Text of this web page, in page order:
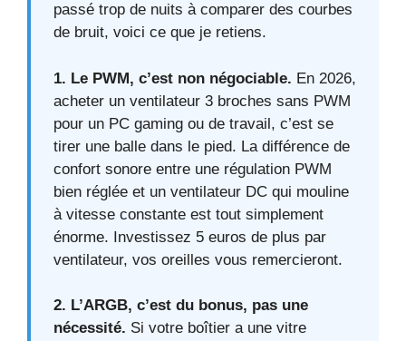
passé trop de nuits à comparer des courbes
de bruit, voici ce que je retiens.
1. Le PWM, c’est non négociable. En 2026,
acheter un ventilateur 3 broches sans PWM
pour un PC gaming ou de travail, c’est se
tirer une balle dans le pied. La différence de
confort sonore entre une régulation PWM
bien réglée et un ventilateur DC qui mouline
à vitesse constante est tout simplement
énorme. Investissez 5 euros de plus par
ventilateur, vos oreilles vous remercieront.
2. L’ARGB, c’est du bonus, pas une
nécessité. Si votre boîtier a une vitre